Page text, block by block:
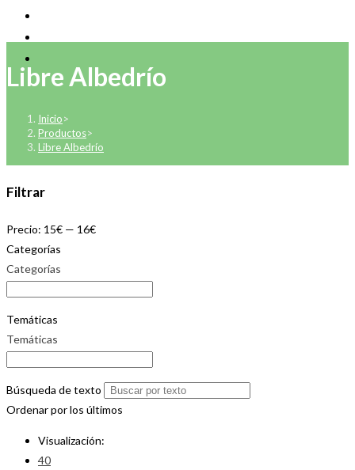
Libre Albedrío
Inicio>
Productos>
Libre Albedrío
Filtrar
Precio: 15€ — 16€
Categorías
Categorías
Temáticas
Temáticas
Búsqueda de texto
Ordenar por los últimos
Visualización:
40